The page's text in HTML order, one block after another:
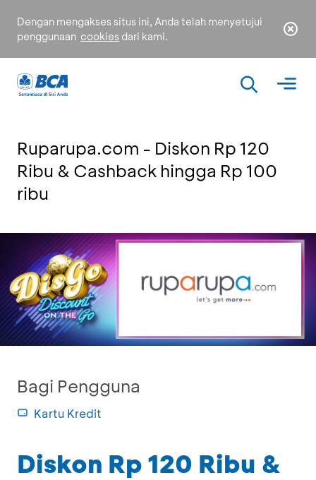
Dengan mengakses situs ini, Anda telah menyetujui
penggunaan cookies dari kami.
Ruparupa.com - Diskon Rp 120
Ribu & Cashback hingga Rp 100
ribu
Bagi Pengguna
Kartu Kredit
Diskon Rp 120 Ribu &